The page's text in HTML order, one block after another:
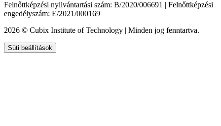
Felnőttképzési nyilvántartási szám: B/2020/006691 | Felnőttképzési
engedélyszám: E/2021/000169
2026 © Cubix Institute of Technology | Minden jog fenntartva.
Süti beállítások